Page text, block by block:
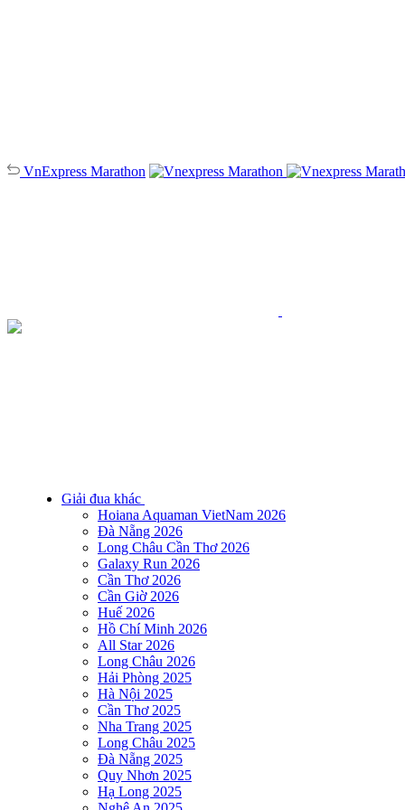
VnExpress Marathon
Giải đua khác
Hoiana Aquaman VietNam 2026
Đà Nẵng 2026
Long Châu Cần Thơ 2026
Galaxy Run 2026
Cần Thơ 2026
Cần Giờ 2026
Huế 2026
Hồ Chí Minh 2026
All Star 2026
Long Châu 2026
Hải Phòng 2025
Hà Nội 2025
Cần Thơ 2025
Nha Trang 2025
Long Châu 2025
Đà Nẵng 2025
Quy Nhơn 2025
Hạ Long 2025